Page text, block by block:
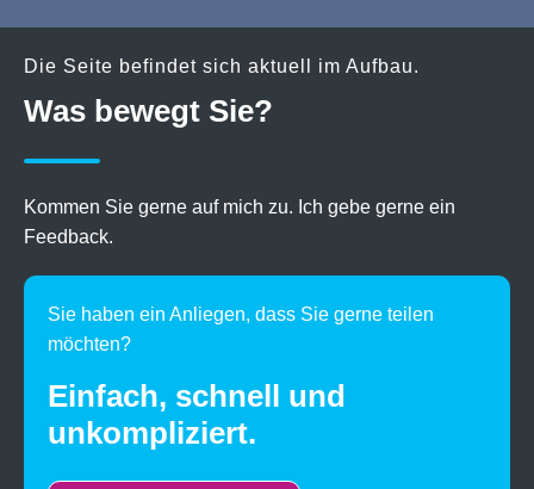
Die Seite befindet sich aktuell im Aufbau.
Was bewegt Sie?
Kommen Sie gerne auf mich zu. Ich gebe gerne ein
Feedback.
Sie haben ein Anliegen, dass Sie gerne teilen
möchten?
Einfach, schnell und
unkompliziert.